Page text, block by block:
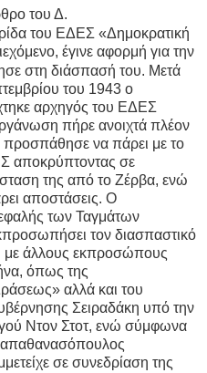
του Δ.
του ΕΔΕΣ «Δημοκρατική
έγινε αφορμή για την
στη διάσπασή του. Μετά
του 1943 ο
αρχηγός του ΕΔΕΣ
πήρε ανοιχτά πλέον
προσπάθησε να πάρει με το
αποκρύπτοντας σε
της από το Ζέρβα, ενώ
αποστάσεις. Ο
των Ταγμάτων
τον διασπαστικό
άλλους εκπροσώπους
όπως της
αλλά και του
Σειραδάκη υπό την
Ντον Στοτ, ενώ σύμφωνα
σε συνεδρίαση της